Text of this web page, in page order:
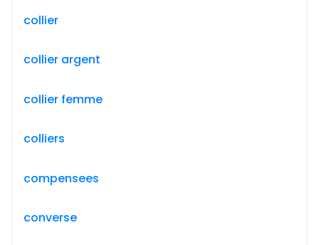
collier
collier argent
collier femme
colliers
compensees
converse